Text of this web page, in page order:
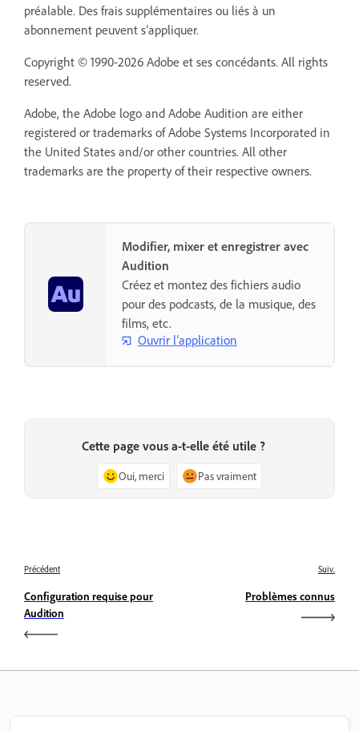
préalable. Des frais supplémentaires ou liés à un
abonnement peuvent s’appliquer.
Copyright © 1990-2026 Adobe et ses concédants. All rights
reserved.
Adobe, the Adobe logo and Adobe Audition are either
registered or trademarks of Adobe Systems Incorporated in
the United States and/or other countries. All other
trademarks are the property of their respective owners.
Modifier, mixer et enregistrer avec
Audition
Créez et montez des fichiers audio
pour des podcasts, de la musique, des
films, etc.
Ouvrir l’application
Cette page vous a-t-elle été utile ?
Oui, merci Pas vraiment
Précédent
Configuration requise pour
Audition
Suiv.
Problèmes connus